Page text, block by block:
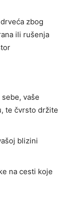
zbog
ili rušenja
vaše
te čvrsto držite
blizini
na cesti koje